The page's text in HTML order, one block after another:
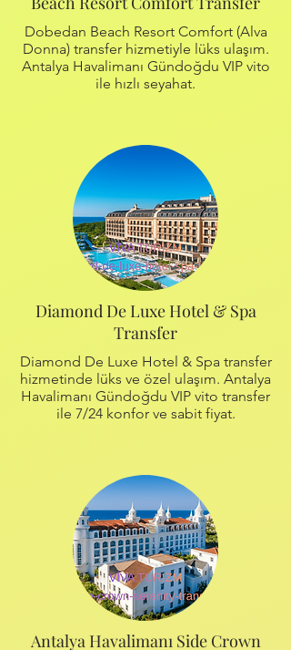
Dobedan Beach Resort Comfort (Alva
Donna) transfer hizmetiyle lüks ulaşım.
Antalya Havalimanı Gündoğdu VIP vito
ile hızlı seyahat.
Diamond De Luxe Hotel & Spa
Transfer
Diamond De Luxe Hotel & Spa transfer
hizmetinde lüks ve özel ulaşım. Antalya
Havalimanı Gündoğdu VIP vito transfer
ile 7/24 konfor ve sabit fiyat.
Antalya Havalimanı Side Crown